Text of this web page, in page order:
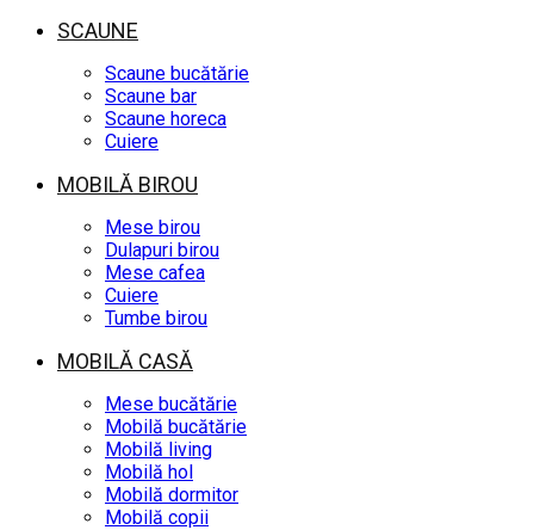
SCAUNE
Scaune bucătărie
Scaune bar
Scaune horeca
Cuiere
MOBILĂ BIROU
Mese birou
Dulapuri birou
Mese cafea
Cuiere
Tumbe birou
MOBILĂ CASĂ
Mese bucătărie
Mobilă bucătărie
Mobilă living
Mobilă hol
Mobilă dormitor
Mobilă copii